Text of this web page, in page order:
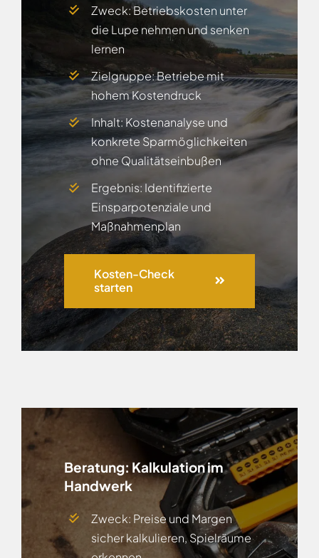
Zweck: Betriebskosten unter
die Lupe nehmen und senken
lernen
Zielgruppe: Betriebe mit
hohem Kostendruck
Inhalt: Kostenanalyse und
konkrete Sparmöglichkeiten
ohne Qualitätseinbußen
Ergebnis: Identifizierte
Einsparpotenziale und
Maßnahmenplan
Kosten-Check
starten
Beratung: Kalkulation im
Handwerk
Zweck: Preise und Margen
sicher kalkulieren, Spielräume